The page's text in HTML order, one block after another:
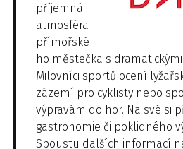
příjemná
atmosféra
přímořské
ho městečka s
Milovníci sportů ocení
zázemí pro cyklisty nebo
výpravám do hor. Na své si
gastronomie či poklidného
Spoustu dalších informací